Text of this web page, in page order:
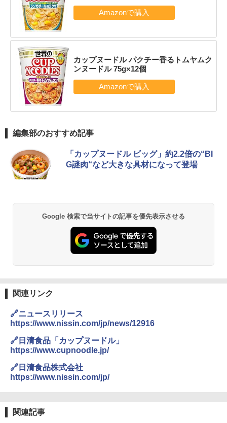
カップヌードル パクチー香るトムヤムク
ンヌードル 75g×12個
編集部のおすすめ記事
「カップヌードル ビッグ」約2.2倍の“BI
G謎肉“など大きな具材になって登場
Google 検索で当サイトの記事を優先表示させる
関連リンク
🔗ニュースリリース
https://www.nissin.com/jp/news/12916
🔗日清食品「カップヌードル」
https://www.cupnoodle.jp/
🔗日清食品株式会社
https://www.nissin.com/jp/
関連記事